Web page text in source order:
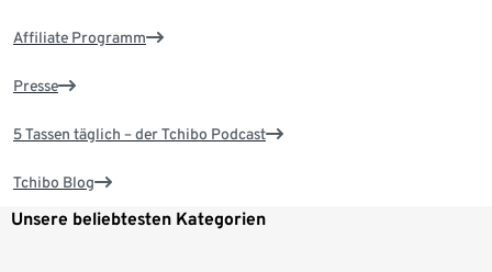
Affiliate Programm
Presse
5 Tassen täglich – der Tchibo Podcast
Tchibo Blog
Unsere beliebtesten Kategorien